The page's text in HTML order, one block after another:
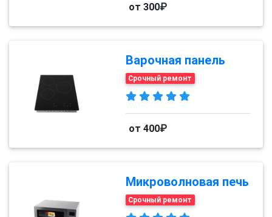
от 300₽
Варочная панель
Срочный ремонт
от 400₽
Микроволновая печь
Срочный ремонт